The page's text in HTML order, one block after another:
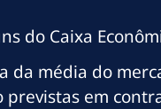
do Caixa
da média do
previstas em